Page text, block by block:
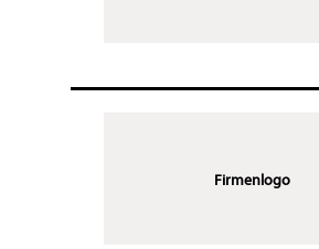
Firmenlogo